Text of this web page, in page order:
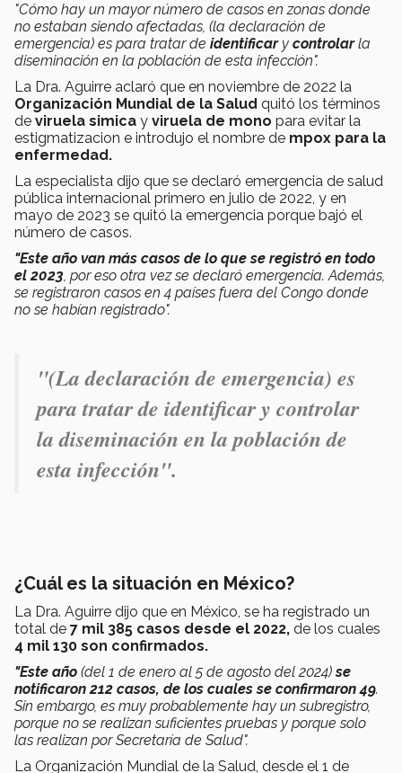
"Cómo hay un mayor número de casos en zonas donde
no estaban siendo afectadas, (la declaración de
emergencia) es para tratar de identificar y controlarla
diseminación en la población de esta infección".
La Dra. Aguirre aclaró que en noviembre de 2022 la
Organización Mundial de la Salud quitó los términos
de viruela simica y viruela de mono para evitar la
estigmatizacion e introdujo el nombre de mpox para la
enfermedad.
La especialista dijo que se declaró emergencia de salud
pública internacional primero en julio de 2022, y en
mayo de 2023 se quitó la emergencia porque bajó el
número de casos.
"Este año van más casos de lo que se registró en todo
el 2023, por eso otra vez se declaró emergencia. Además,
se registraron casos en 4 países fuera del Congo donde
no se habían registrado".
"(La declaración de emergencia) es
para tratar de identificar y controlar
la diseminación en la población de
esta infección".
¿Cuál es la situación en México?
La Dra. Aguirre dijo que en México, se ha registrado un
total de 7 mil 385 casos desde el 2022, de los cuales
4 mil 130 son confirmados.
"Este año (del 1 de enero al 5 de agosto del 2024) se
notificaron 212 casos, de los cuales se confirmaron 49.
Sin embargo, es muy probablemente hay un subregistro,
porque no se realizan suficientes pruebas y porque solo
las realizan por Secretaría de Salud".
La Organización Mundial de la Salud, desde el 1 de